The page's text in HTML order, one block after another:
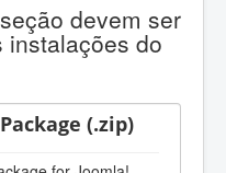
devem ser
instalações do
(.zip)